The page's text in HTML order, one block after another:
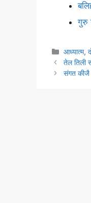
गुरु
आध्यात्म,
तेल तिली
संगत कीजै